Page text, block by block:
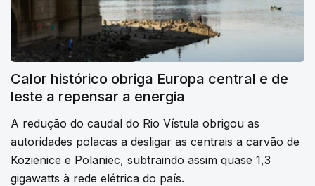
Calor histórico obriga Europa central e de
leste a repensar a energia
A redução do caudal do Rio Vístula obrigou as
autoridades polacas a desligar as centrais a carvão de
Kozienice e Polaniec, subtraindo assim quase 1,3
gigawatts à rede elétrica do país.